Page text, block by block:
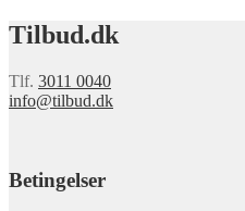
Tilbud.dk
Tlf. 3011 0040
info@tilbud.dk
Betingelser